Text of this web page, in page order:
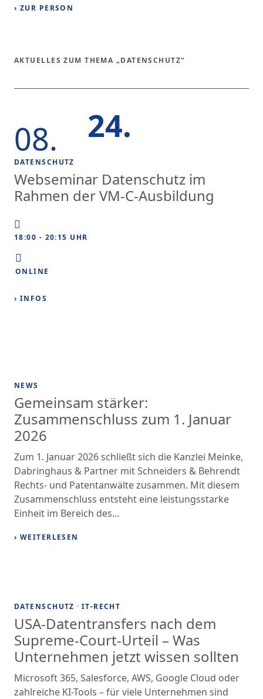
› ZUR PERSON
AKTUELLES ZUM THEMA „DATENSCHUTZ“
24.
08.
DATENSCHUTZ
Webseminar Datenschutz im
Rahmen der VM-C-Ausbildung
18:00 - 20:15 UHR
ONLINE
› INFOS
NEWS
Gemeinsam stärker:
Zusammenschluss zum 1. Januar
2026
Zum 1. Januar 2026 schließt sich die Kanzlei Meinke,
Dabringhaus & Partner mit Schneiders & Behrendt
Rechts- und Patentanwälte zusammen. Mit diesem
Zusammenschluss entsteht eine leistungsstarke
Einheit im Bereich des...
› WEITERLESEN
DATENSCHUTZ · IT-RECHT
USA-Datentransfers nach dem
Supreme-Court-Urteil – Was
Unternehmen jetzt wissen sollten
Microsoft 365, Salesforce, AWS, Google Cloud oder
zahlreiche KI-Tools – für viele Unternehmen sind